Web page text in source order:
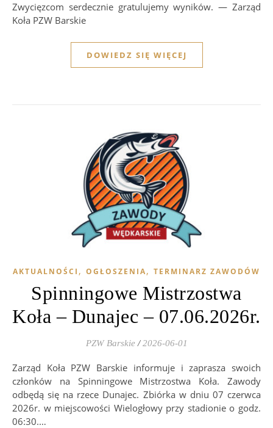
Zwycięzcom serdecznie gratulujemy wyników. — Zarząd
Koła PZW Barskie
DOWIEDZ SIĘ WIĘCEJ
AKTUALNOŚCI , OGŁOSZENIA, TERMINARZ ZAWODÓW
Spinningowe Mistrzostwa
Koła – Dunajec – 07.06.2026r.
PZW Barskie / 2026-06-01
Zarząd Koła PZW Barskie informuje i zaprasza swoich
członków na Spinningowe Mistrzostwa Koła. Zawody
odbędą się na rzece Dunajec. Zbiórka w dniu 07 czerwca
2026r. w miejscowości Wielogłowy przy stadionie o godz.
06:30.…